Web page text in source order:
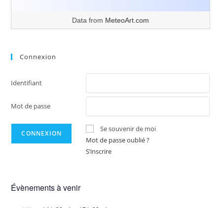
Data from MeteoArt.com
Connexion
Identifiant
Mot de passe
Se souvenir de moi
Mot de passe oublié ?
S’inscrire
Évènements à venir